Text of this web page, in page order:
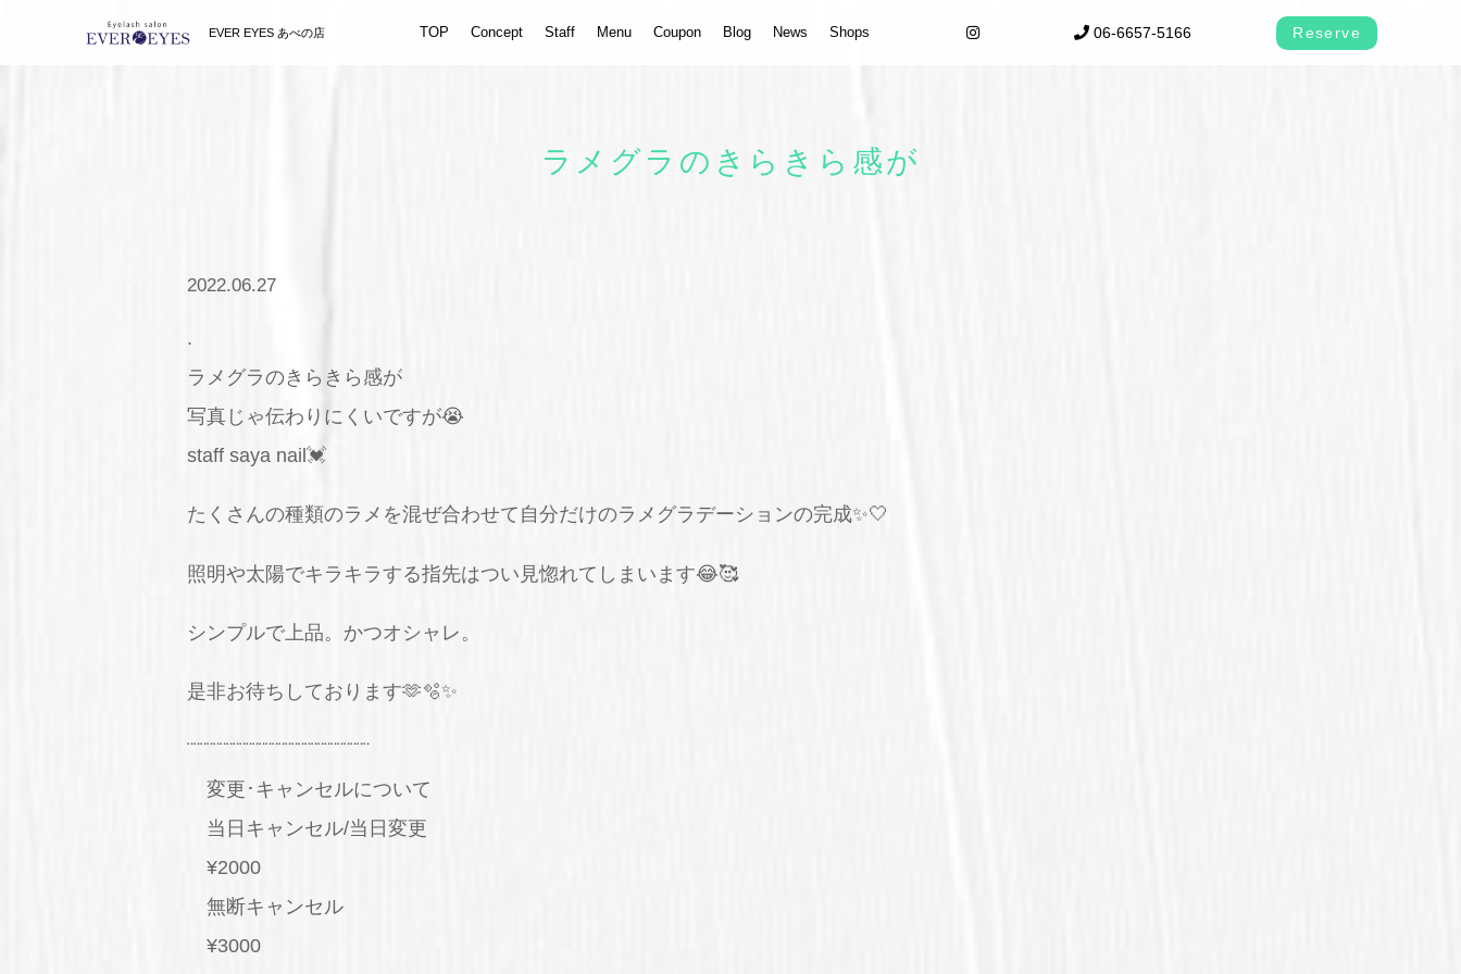
EVER EYES あべの店 TOP Concept Staff Menu Coupon Blog News Shops 06-6657-5166 Reserve
ラメグラのきらきら感が
2022.06.27
.
ラメグラのきらきら感が
写真じゃ伝わりにくいですが😭
staff saya nail💓
たくさんの種類のラメを混ぜ合わせて自分だけのラメグラデーションの完成✨🤍
照明や太陽でキラキラする指先はつい見惚れてしまいます😂🥰
シンプルで上品。かつオシャレ。
是非お待ちしております🫶🫧✨
¨¨¨¨¨¨¨¨¨¨¨¨¨¨¨¨¨¨¨¨¨¨¨¨¨¨¨¨
変更･キャンセルについて
当日キャンセル/当日変更
¥2000
無断キャンセル
¥3000